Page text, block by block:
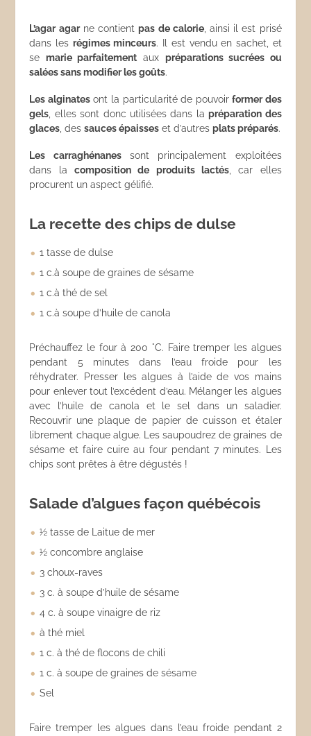
L’agar agarne contientpas de calorie, ainsi il est prisé
dans les régimes minceurs. Il est vendu en sachet, et
se marie parfaitement aux préparations sucrées ou
salées sans modifier les goûts.
Les alginatesont la particularité de pouvoirformer des
gels , elles sont donc utilisées dans lapréparation des
glaces , dessauces épaisses et d’autresplats préparés.
Les carraghénanessont principalement exploitées
dans lacomposition de produits lactés, car elles
procurent un aspect gélifié.
La recette des chips de dulse
1 tasse de dulse
1 c.à soupe de graines de sésame
1 c.à thé de sel
1 c.à soupe d’huile de canola
Préchauffez le four à 200 °C. Faire tremper les algues
pendant 5 minutes dans l’eau froide pour les
réhydrater. Presser les algues à l’aide de vos mains
pour enlever tout l’excédent d’eau. Mélanger les algues
avec l’huile de canola et le sel dans un saladier.
Recouvrir une plaque de papier de cuisson et étaler
librement chaque algue. Les saupoudrez de graines de
sésame et faire cuire au four pendant 7 minutes. Les
chips sont prêtes à être dégustés !
Salade d’algues façon québécois
½ tasse de Laitue de mer
½ concombre anglaise
3 choux-raves
3 c. à soupe d’huile de sésame
4 c. à soupe vinaigre de riz
à thé miel
1 c. à thé de flocons de chili
1 c. à soupe de graines de sésame
Sel
Faire tremper les algues dans l’eau froide pendant 2